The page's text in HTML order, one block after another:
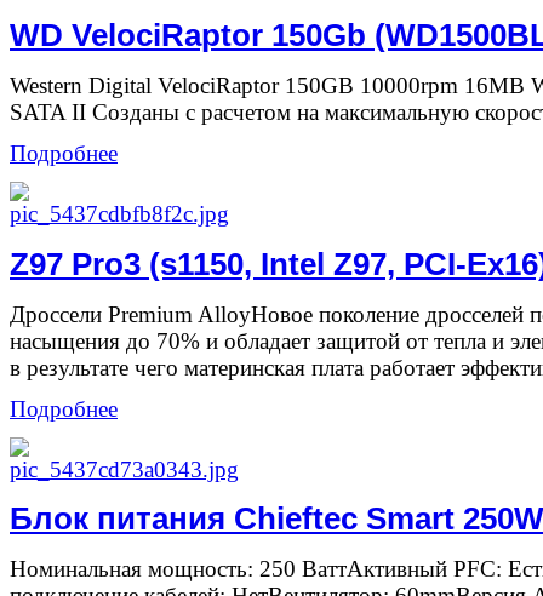
WD VelociRaptor 150Gb
Western Digital VelociRaptor 150GB 10000rpm 16МB
SATA II Созданы с расчетом на максимальную
Подробнее
Z97 Pro3 (s1150, Intel Z97, PCI-
Дроссели Premium AlloyНовое поколение дросселей
насыщения до 70% и обладает защитой от тепла и
в результате чего материнская плата работает
Подробнее
Блок питания Chieftec Smart
Номинальная мощность: 250 ВаттАктивный PFC: